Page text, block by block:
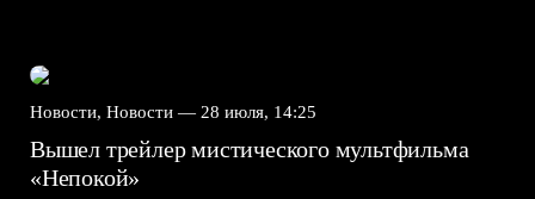
Новости, Новости — 28 июля, 14:25
Вышел трейлер мистического мультфильма
«Непокой»